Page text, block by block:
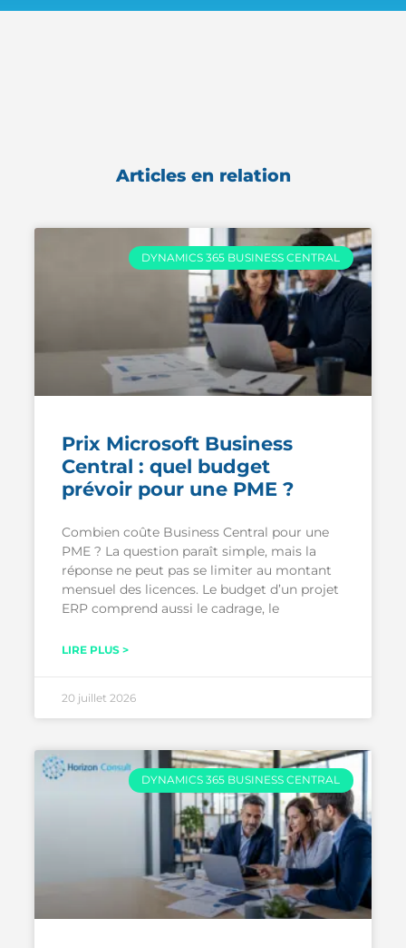
Articles en relation
DYNAMICS 365 BUSINESS CENTRAL
Prix Microsoft Business
Central : quel budget
prévoir pour une PME ?
Combien coûte Business Central pour une
PME ? La question paraît simple, mais la
réponse ne peut pas se limiter au montant
mensuel des licences. Le budget d’un projet
ERP comprend aussi le cadrage, le
LIRE PLUS >
20 juillet 2026
DYNAMICS 365 BUSINESS CENTRAL